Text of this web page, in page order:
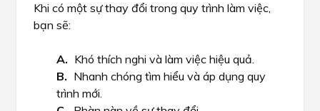
Khi có một sự thay đổi trong quy trình làm việc,
bạn sẽ:
Khó thích nghi và làm việc hiệu quả.
Nhanh chóng tìm hiểu và áp dụng quy
trình mới.